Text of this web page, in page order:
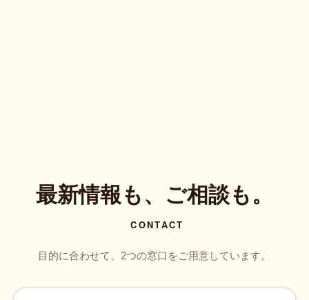
最新情報も、ご相談も。
CONTACT
目的に合わせて、2つの窓口をご用意しています。